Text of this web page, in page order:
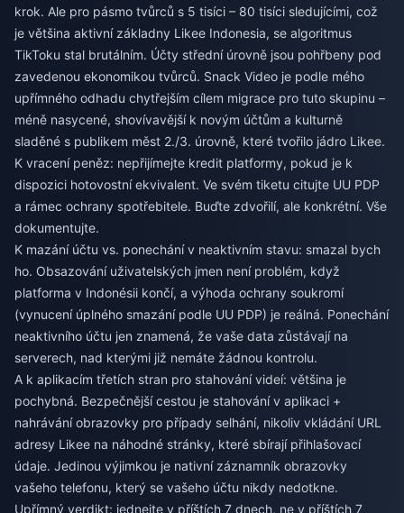
krok. Ale pro pásmo tvůrců s 5 tisíci – 80 tisíci sledujícími, což
je většina aktivní základny Likee Indonesia, se algoritmus
TikToku stal brutálním. Účty střední úrovně jsou pohřbeny pod
zavedenou ekonomikou tvůrců. Snack Video je podle mého
upřímného odhadu chytřejším cílem migrace pro tuto skupinu –
méně nasycené, shovívavější k novým účtům a kulturně
sladěné s publikem měst 2./3. úrovně, které tvořilo jádro Likee.
K vracení peněz: nepřijímejte kredit platformy, pokud je k
dispozici hotovostní ekvivalent. Ve svém tiketu citujte UU PDP
a rámec ochrany spotřebitele. Buďte zdvořilí, ale konkrétní. Vše
dokumentujte.
K mazání účtu vs. ponechání v neaktivním stavu: smazal bych
ho. Obsazování uživatelských jmen není problém, když
platforma v Indonésii končí, a výhoda ochrany soukromí
(vynucení úplného smazání podle UU PDP) je reálná. Ponechání
neaktivního účtu jen znamená, že vaše data zůstávají na
serverech, nad kterými již nemáte žádnou kontrolu.
A k aplikacím třetích stran pro stahování videí: většina je
pochybná. Bezpečnější cestou je stahování v aplikaci +
nahrávání obrazovky pro případy selhání, nikoliv vkládání URL
adresy Likee na náhodné stránky, které sbírají přihlašovací
údaje. Jedinou výjimkou je nativní záznamník obrazovky
vašeho telefonu, který se vašeho účtu nikdy nedotkne.
Upřímný verdikt: jednejte v příštích 7 dnech, ne v příštích 7